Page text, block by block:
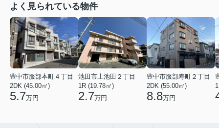
よく見られている物件
豊中市服部本町４丁目
2DK (45.00㎡)
5.7万円
池田市上池田２丁目
1R (19.78㎡)
2.7万円
豊中市服部寿町２丁目
2DK (55.00㎡)
8.8万円